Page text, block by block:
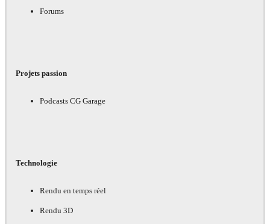
Forums
Projets passion
Podcasts CG Garage
Technologie
Rendu en temps réel
Rendu 3D